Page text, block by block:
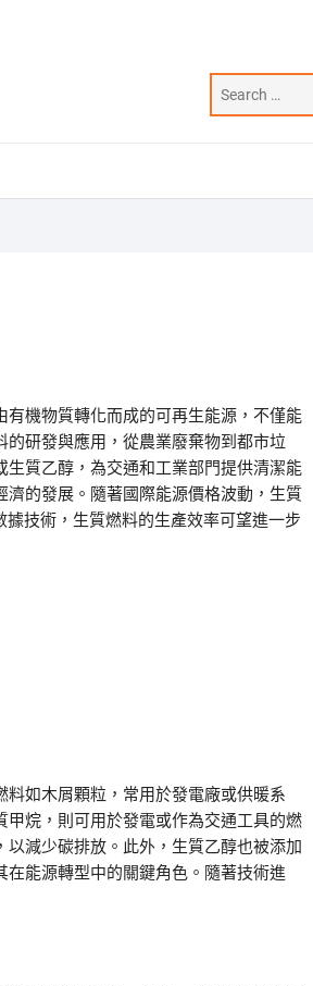
機物質轉化而成的可再生能源，不僅能
研發與應用，從農業廢棄物到都市垃
質乙醇，為交通和工業部門提供清潔能
的發展。隨著國際能源價格波動，生質
技術，生質燃料的生產效率可望進一步
如木屑顆粒，常用於發電廠或供暖系
烷，則可用於發電或作為交通工具的燃
減少碳排放。此外，生質乙醇也被添加
能源轉型中的關鍵角色。隨著技術進